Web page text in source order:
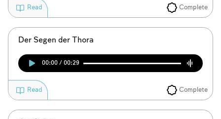
Complete
Read
Der Segen der Thora
00:00 / 00:29
Complete
Read